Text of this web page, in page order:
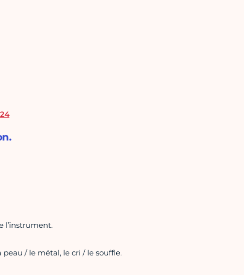
l’instrument.
peau / le métal, le cri / le souffle.